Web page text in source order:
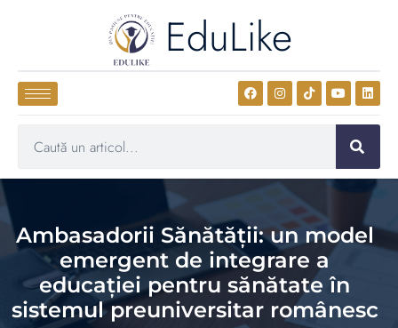
EduLike
Ambasadorii Sănătății: un model
emergent de integrare a
educației pentru sănătate în
sistemul preuniversitar românesc